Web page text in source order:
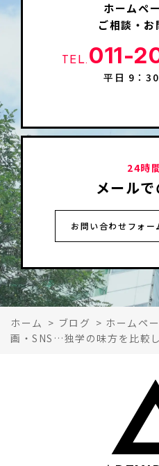
ホームペ
ご相談・
TEL. 011-
平日 9：
24時
メール
お問い合わせフォー
ホーム > ブログ > ホームペ
画・SNS…独学の味方を比較